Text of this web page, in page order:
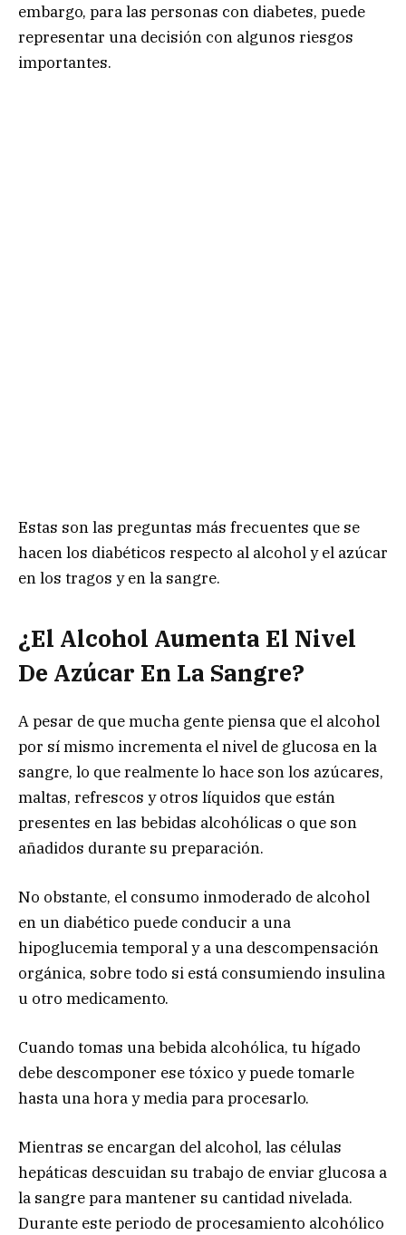
embargo, para las personas con diabetes, puede
representar una decisión con algunos riesgos
importantes.
Estas son las preguntas más frecuentes que se
hacen los diabéticos respecto al alcohol y el azúcar
en los tragos y en la sangre.
¿El Alcohol Aumenta El Nivel
De Azúcar En La Sangre?
A pesar de que mucha gente piensa que el alcohol
por sí mismo incrementa el nivel de glucosa en la
sangre, lo que realmente lo hace son los azúcares,
maltas, refrescos y otros líquidos que están
presentes en las bebidas alcohólicas o que son
añadidos durante su preparación.
No obstante, el consumo inmoderado de alcohol
en un diabético puede conducir a una
hipoglucemia temporal y a una descompensación
orgánica, sobre todo si está consumiendo insulina
u otro medicamento.
Cuando tomas una bebida alcohólica, tu hígado
debe descomponer ese tóxico y puede tomarle
hasta una hora y media para procesarlo.
Mientras se encargan del alcohol, las células
hepáticas descuidan su trabajo de enviar glucosa a
la sangre para mantener su cantidad nivelada.
Durante este periodo de procesamiento alcohólico